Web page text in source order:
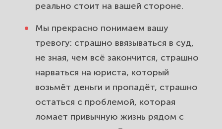
реально стоит на вашей стороне.
Мы прекрасно понимаем вашу
тревогу: страшно ввязываться в суд,
не зная, чем всё закончится, страшно
нарваться на юриста, который
возьмёт деньги и пропадёт, страшно
остаться с проблемой, которая
ломает привычную жизнь рядом с